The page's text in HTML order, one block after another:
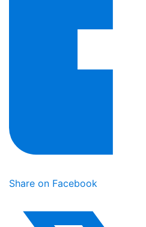
Share on Facebook